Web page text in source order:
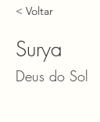
< Voltar
Surya
Deus do Sol